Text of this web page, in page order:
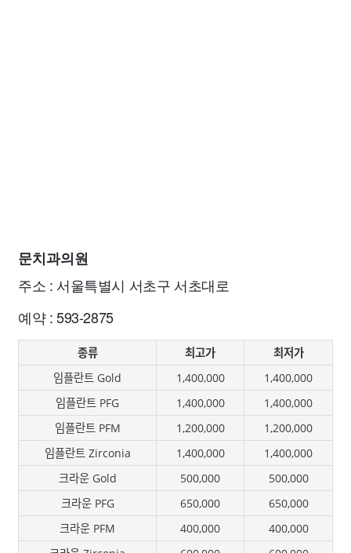
문치과의원
주소 : 서울특별시 서초구 서초대로
예약 : 593-2875
종류 최고가
최저가
임플란트 Gold
1,400,000
1,400,000
임플란트 PFG
1,400,000
1,400,000
임플란트 PFM
1,200,000
1,200,000
임플란트 Zirconia
1,400,000
1,400,000
크라운 Gold
500,000
500,000
크라운 PFG
650,000
650,000
크라운 PFM
400,000
400,000